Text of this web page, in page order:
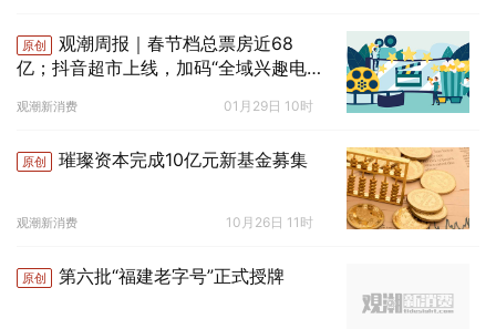
原创
观潮周报｜春节档总票房近68
亿；抖音超市上线，加码“全域兴趣电
观潮新消费 01月29日 10时
原创 璀璨资本完成10亿元新基金募集
观潮新消费 10月26日 11时
原创 第六批“福建老字号”正式授牌